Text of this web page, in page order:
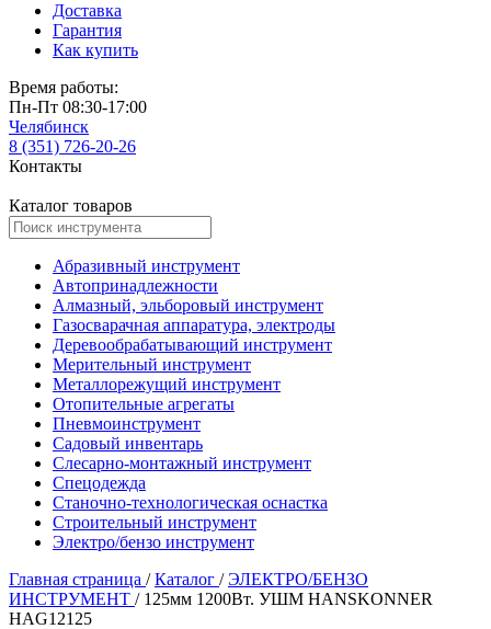
Доставка
Гарантия
Как купить
Время работы:
Пн-Пт 08:30-17:00
Челябинск
8 (351) 726-20-26
Контакты
Каталог товаров
Абразивный инструмент
Автопринадлежности
Алмазный, эльборовый инструмент
Газосварачная аппаратура, электроды
Деревообрабатывающий инструмент
Мерительный инструмент
Металлорежущий инструмент
Отопительные агрегаты
Пневмоинструмент
Садовый инвентарь
Слесарно-монтажный инструмент
Спецодежда
Станочно-технологическая оснастка
Строительный инструмент
Электро/бензо инструмент
Главная страница / Каталог / ЭЛЕКТРО/БЕНЗО
ИНСТРУМЕНТ /125мм 1200Вт. УШМ HANSKONNER
HAG12125